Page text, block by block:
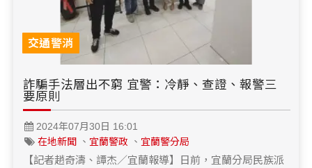
交通警消
詐騙手法層出不窮 宜警：冷靜、查證、報警三
要原則
2024年07月30日 16:01
在地新聞
、 宜蘭警政 、 宜蘭警分局
【記者趙奇濤、譚杰／宜蘭報導】日前，宜蘭分局民族派